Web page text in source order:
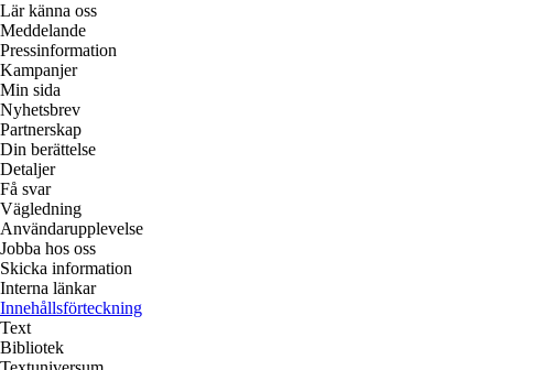
Lär känna oss
Meddelande
Pressinformation
Kampanjer
Min sida
Nyhetsbrev
Partnerskap
Din berättelse
Detaljer
Få svar
Vägledning
Användarupplevelse
Jobba hos oss
Skicka information
Interna länkar
Innehållsförteckning
Text
Bibliotek